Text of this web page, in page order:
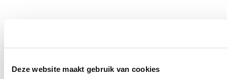
Deze website maakt gebruik van cookies